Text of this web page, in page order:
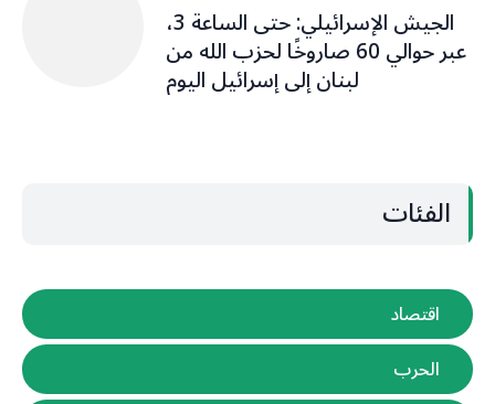
الجيش الإسرائيلي: حتى الساعة 3،
عبر حوالي 60 صاروخًا لحزب الله من
لبنان إلى إسرائيل اليوم
الفئات
اقتصاد
الحرب